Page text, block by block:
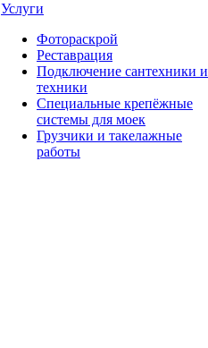
Услуги
Фотораскрой
Реставрация
Подключение сантехники и
техники
Специальные крепёжные
системы для моек
Грузчики и такелажные
работы